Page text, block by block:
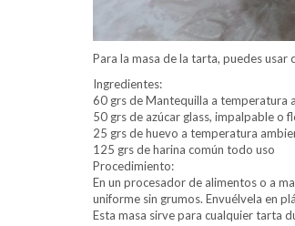
Para la masa de la tarta, puedes usar
Ingredientes:
60 grs de Mantequilla a temperatura
50 grs de azúcar glass, impalpable o
25 grs de huevo a temperatura
125 grs de harina común todo uso
Procedimiento:
En un procesador de alimentos o a
uniforme sin grumos. Envuélvela en
Esta masa sirve para cualquier tarta